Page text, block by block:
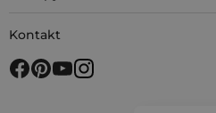
Kontakt